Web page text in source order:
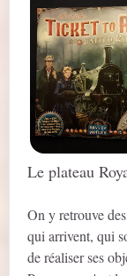
Le plateau
On y retrouve
qui arrivent, qui
de réaliser ses